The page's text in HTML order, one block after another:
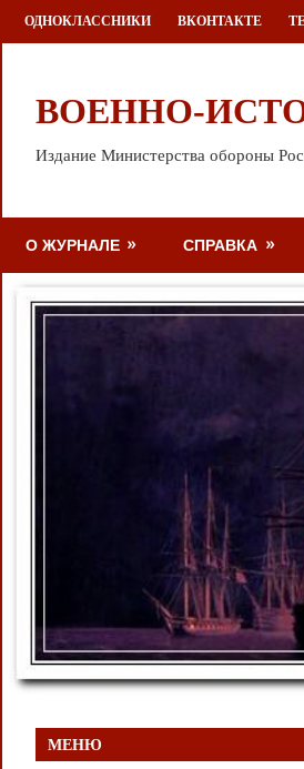
Перейти
к
ОДНОКЛАССНИКИ ВКОНТАКТЕ
ВОЕННО-
Издание Министерства обороны
О ЖУРНАЛЕ СПРАВКА
МЕНЮ